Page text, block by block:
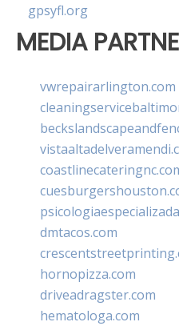
gpsyfl.org
MEDIA
vwrepairarlington.com
dmtacos.com
hornopizza.com
driveadragster.com
hematologa.com